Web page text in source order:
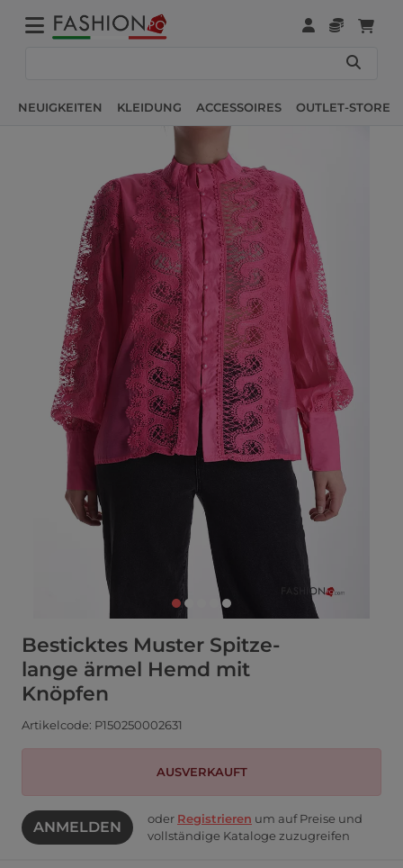
NEUIGKEITEN KLEIDUNG ACCESSOIRES OUTLET-STORE
Besticktes Muster Spitze-
lange ärmel Hemd mit
Knöpfen
Artikelcode: P150250002631
AUSVERKAUFT
ANMELDEN oder Registrieren um auf Preise und
vollständige Kataloge zuzugreifen